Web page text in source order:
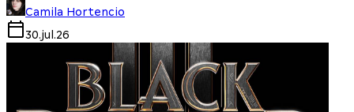
Camila Hortencio
30.jul.26